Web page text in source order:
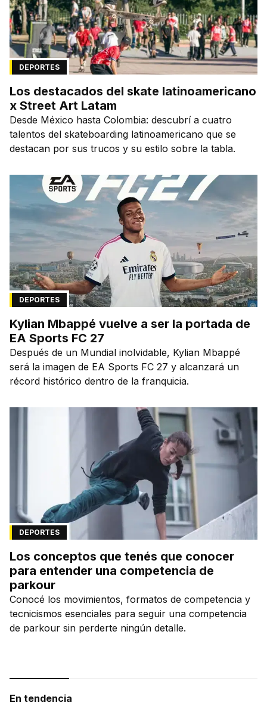
DEPORTES
Los destacados del skate latinoamericano
x Street Art Latam
Desde México hasta Colombia: descubrí a cuatro
talentos del skateboarding latinoamericano que se
destacan por sus trucos y su estilo sobre la tabla.
DEPORTES
Kylian Mbappé vuelve a ser la portada de
EA Sports FC 27
Después de un Mundial inolvidable, Kylian Mbappé
será la imagen de EA Sports FC 27 y alcanzará un
récord histórico dentro de la franquicia.
DEPORTES
Los conceptos que tenés que conocer
para entender una competencia de
parkour
Conocé los movimientos, formatos de competencia y
tecnicismos esenciales para seguir una competencia
de parkour sin perderte ningún detalle.
En tendencia